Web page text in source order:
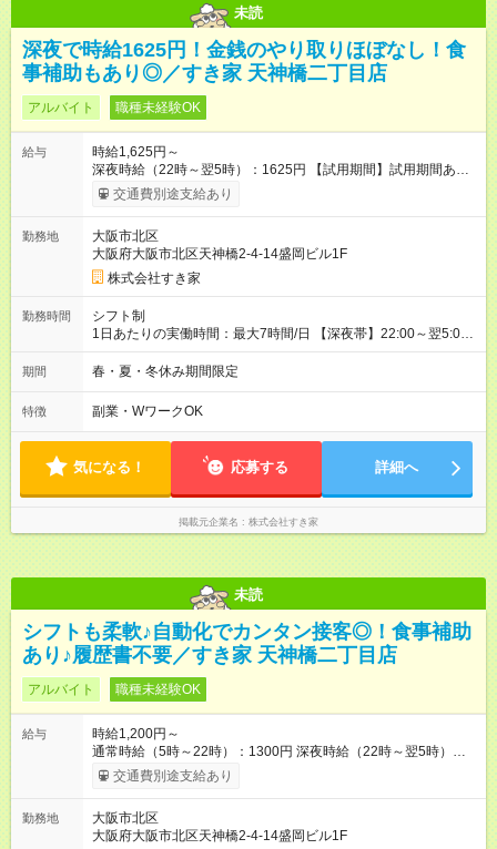
未読
深夜で時給1625円！金銭のやり取りほぼなし！食
事補助もあり◎／すき家 天神橋二丁目店
アルバイト 職種未経験OK
給与
時給1,625円～
深夜時給（22時～翌5時）：1625円 【試用期間】試用期間あり
試用期間の長さ：1ヶ月 雇用形態、給与は本採用時と同じです。
試用期間の実態は30日（※条件変更なし）ですが、切り上げで
同時給）
交通費別途支給あり
勤務地
大阪市北区
大阪府大阪市北区天神橋2-4-14盛岡ビル1F
株式会社すき家
勤務時間
シフト制
1日あたりの実働時間：最大7時間/日 【深夜帯】22:00～翌5:00
週2日～・1日2h～OK◎ ※22:00から翌5:00までは18歳以上の方
のみ勤務可能です（18歳未満の深夜業務禁止のため） ★深夜で
す。 必ず、2名以上での勤務を行いますので、安心して働けま
す。
期間 春・夏・冬休み期間限定
特徴 副業・WワークOK
気になる！ 応募する 詳細へ
掲載元企業名 株式会社すき家
未読
シフトも柔軟♪自動化でカンタン接客◎！食事補助
あり♪履歴書不要／すき家 天神橋二丁目店
アルバイト 職種未経験OK
給与
時給1,200円～
通常時給（5時～22時）：1300円 深夜時給（22時～翌5時）：
1625円 高校生時給：1200円 【特別手当】早朝手当（5：00-9：
00）時給+150円 【試用期間】試用期間あり 試用期間の長さ：1
30日（※条件変更なし）ですが、切り上げで一ヶ月とさせてい
ただきます。 研修制度あり：15時間(研修中も同時給）
交通費別途支給あり
勤務地
大阪市北区
大阪府大阪市北区天神橋2-4-14盛岡ビル1F